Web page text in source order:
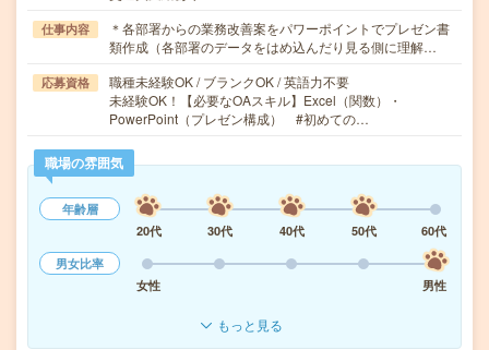
仕事内容
＊各部署からの業務改善案をパワーポイントでプレゼン書
類作成（各部署のデータをはめ込んだり見る側に理解…
応募資格
職種未経験OK / ブランクOK / 英語力不要
未経験OK！【必要なOAスキル】Excel（関数）・
PowerPoint（プレゼン構成） #初めての…
職場の雰囲気
年齢層
20代
30代 40代 50代
60代
男女比率
女性
男性
もっと見る